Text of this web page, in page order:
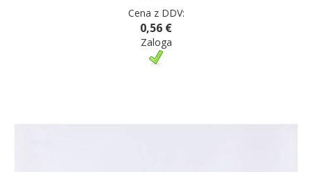
Cena z DDV:
0,56 €
Zaloga